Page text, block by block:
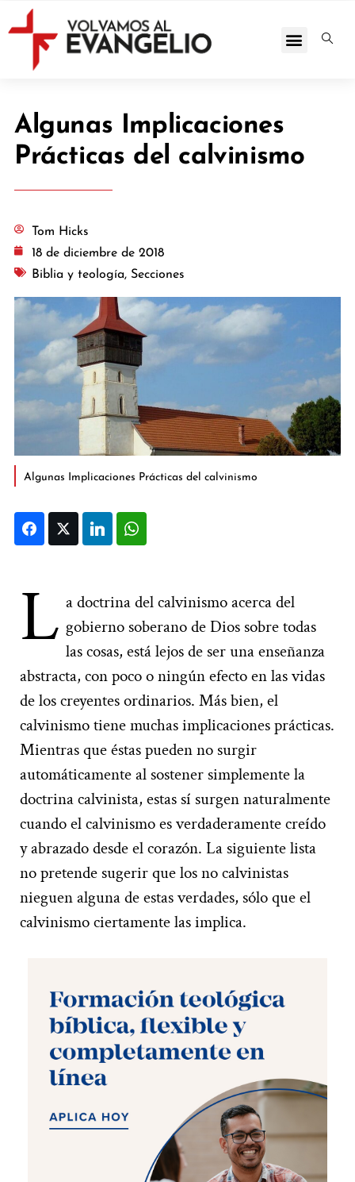
Algunas Implicaciones
Prácticas del calvinismo
Tom Hicks
18 de diciembre de 2018
Biblia y teología, Secciones
Algunas Implicaciones Prácticas del calvinismo
FacebookTwitter LinkedIn
L a doctrina del calvinismo acerca del
gobierno soberano de Dios sobre todas
las cosas, está lejos de ser una enseñanza
abstracta, con poco o ningún efecto en las vidas
de los creyentes ordinarios. Más bien, el
calvinismo tiene muchas implicaciones prácticas.
Mientras que éstas pueden no surgir
automáticamente al sostener simplemente la
doctrina calvinista, estas sí surgen naturalmente
cuando el calvinismo es verdaderamente creído
y abrazado desde el corazón. La siguiente lista
no pretende sugerir que los no calvinistas
nieguen alguna de estas verdades, sólo que el
calvinismo ciertamente las implica.